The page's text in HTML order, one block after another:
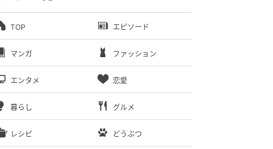
TOP エピソード
マンガ ファッション
エンタメ 恋愛
暮らし グルメ
レシピ どうぶつ